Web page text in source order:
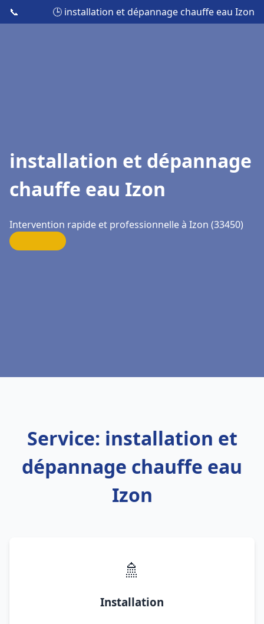
📞 🕒 installation et dépannage chauffe eau Izon
installation et dépannage
chauffe eau Izon
Intervention rapide et professionnelle à Izon (33450)
Service: installation et
dépannage chauffe eau
Izon
🚿
Installation